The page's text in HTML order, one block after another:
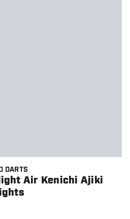
DARTS
Air Kenichi Ajiki